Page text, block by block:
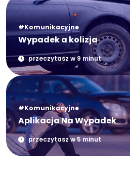
#Komunikacyjne
Wypadek a kolizja
przeczytasz w 9 minut
#Komunikacyjne
Aplikacja Na Wypadek
przeczytasz w 5 minut